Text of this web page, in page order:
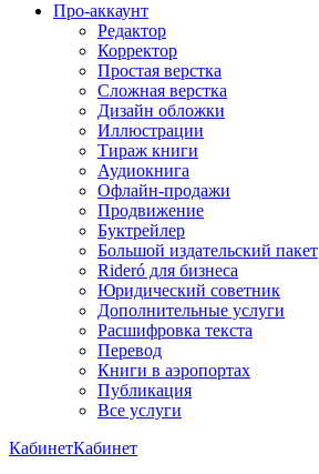
Про-аккаунт
Редактор
Корректор
Простая верстка
Сложная верстка
Дизайн обложки
Иллюстрации
Тираж книги
Аудиокнига
Офлайн-продажи
Продвижение
Буктрейлер
Большой издательский пакет
Rideró для бизнеса
Юридический советник
Дополнительные услуги
Расшифровка текста
Перевод
Книги в аэропортах
Публикация
Все услуги
КабинетКабинет